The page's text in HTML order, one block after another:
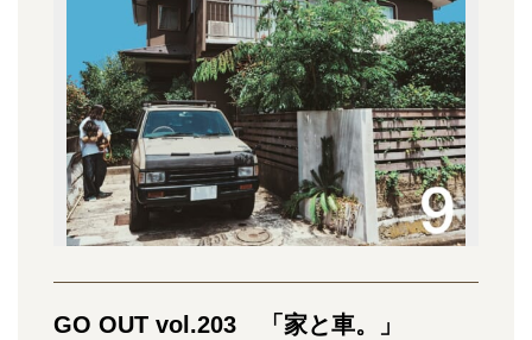
GO OUT vol.203 「家と車。」